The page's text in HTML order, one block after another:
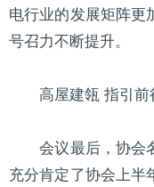
电行业的发展矩阵更
号召力不断提升。
高屋建瓴 指引前
会议最后，协会
充分肯定了协会上半